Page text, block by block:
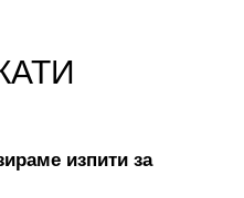
изпити за